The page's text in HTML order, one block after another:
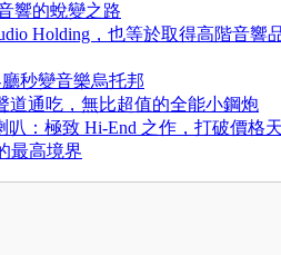
響的蛻變之路
Holding，也等於取得高階音響
秒變音樂烏托邦
道通吃，無比超值的全能小鋼炮
叭：極致 Hi-End 之作，打破價格
最高境界